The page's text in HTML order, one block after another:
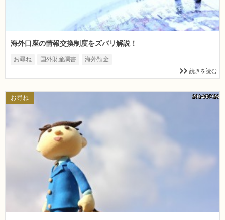
海外口座の情報交換制度をズバリ解説！
お尋ね 国外財産調書 海外預金
続きを読む
お尋ね 2014/07/26